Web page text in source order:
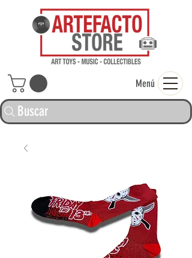
Buscar
Menú